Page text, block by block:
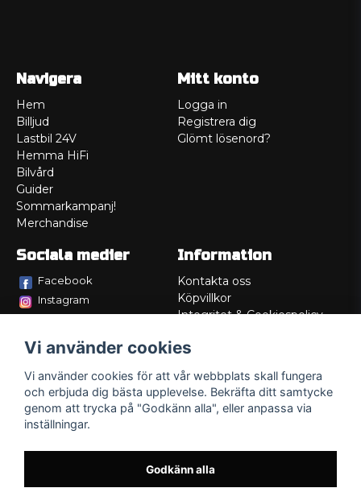
Navigera
Hem
Billjud
Lastbil 24V
Hemma HiFi
Bilvård
Guider
Sommarkampanj!
Merchandise
Mitt konto
Logga in
Registrera dig
Glömt lösenord?
Sociala medier
Facebook
Instagram
Information
Kontakta oss
Köpvillkor
Integritet & Cookiespolicy
Service/Garanti
Lådritning
Om oss
Vi använder cookies
Vi använder cookies för att vår webbplats skall fungera
och erbjuda dig bästa upplevelse. Bekräfta ditt samtycke
genom att trycka på "Godkänn alla", eller anpassa via
inställningar.
Godkänn alla